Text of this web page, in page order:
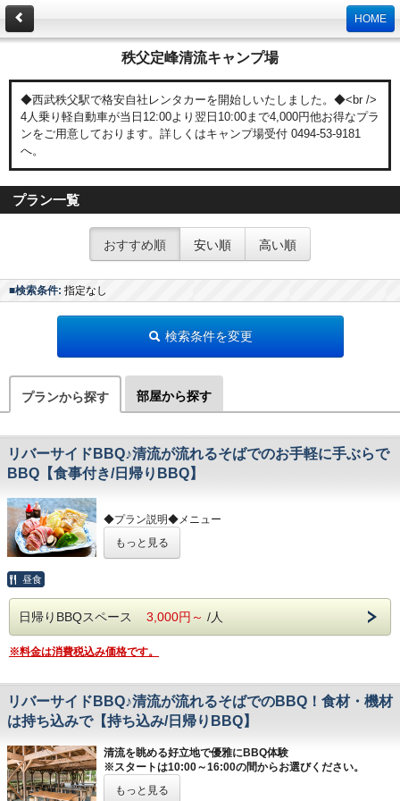
HOME
秩父定峰清流キャンプ場
◆西武秩父駅で格安自社レンタカーを開始しいたしました。◆<br />
4人乗り軽自動車が当日12:00より翌日10:00まで4,000円他お得なプラ
ンをご用意しております。詳しくはキャンプ場受付 0494-53-9181
へ。
プラン一覧
おすすめ順 安い順 高い順
■検索条件: 指定なし
検索条件を変更
プランから探す 部屋から探す
リバーサイドBBQ♪清流が流れるそばでのお手軽に手ぶらで
BBQ【食事付き/日帰りBBQ】
◆プラン説明◆メニュー
・野菜盛り合わせ
・焼きそば ・フランクフルト
ロ、カシラ、タン)を、「125ｇ550円税込」にて販売開始い
たしました。
※メニュー内容は、変更することがあります。
※食材の現地での追加も可能です。
※食材、ドリンクなどお持ち込みも可能(無料)です。
BBQに飲み放題をお付けすることもで
きます。
お1人様90分飲み放題2000円となっております。(人数分の
飲み放題をお申し込みください)
生ビール、ブラックニッカハイボール、サワー各種、芋焼
酎、麦焼酎、甲類焼酎ございます。
もっと見る
昼食
日帰りBBQスペース 3,000円～ /人
※料金は消費税込み価格です。
リバーサイドBBQ♪清流が流れるそばでのBBQ！食材・機材
は持ち込みで【持ち込み/日帰りBBQ】
清流を眺める好立地で優雅にBBQ体験
※スタートは10:00～16:00の間からお選びください。
4時間以上ご使用の場合は1時間延長につき1テーブル500
もっと見る